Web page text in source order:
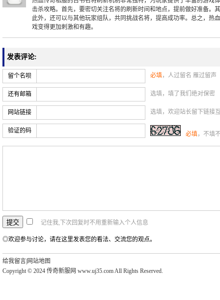
击杀攻略。首先，要密切关注名将的刷新时间和地点，提前做好准备。
此外，还可以与其他玩家组队，共同挑战名将，提高成功率。总之，热
戏变得更加刺激和有趣。
发表评论:
留个名呗 必填，人过留名 雁过留声
还有邮箱 选填，填了我们绝对保密
网站链接 选填，欢迎站长留下链接
验证的码 必填，不填
记住我,下次回复时不用重新输入个人信息
◎欢迎参与讨论，请在这里发表您的看法、交流您的观点。
给我留言 网站地图
Copyright © 2024 传奇新服网 www.uj35.com All Rights Reserved.